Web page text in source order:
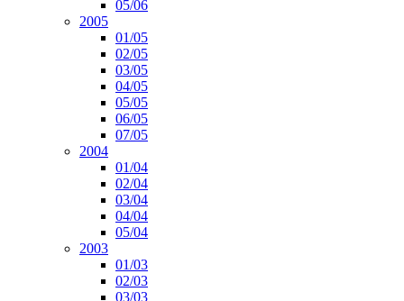
05/06
2005
01/05
02/05
03/05
04/05
05/05
06/05
07/05
2004
01/04
02/04
03/04
04/04
05/04
2003
01/03
02/03
03/03